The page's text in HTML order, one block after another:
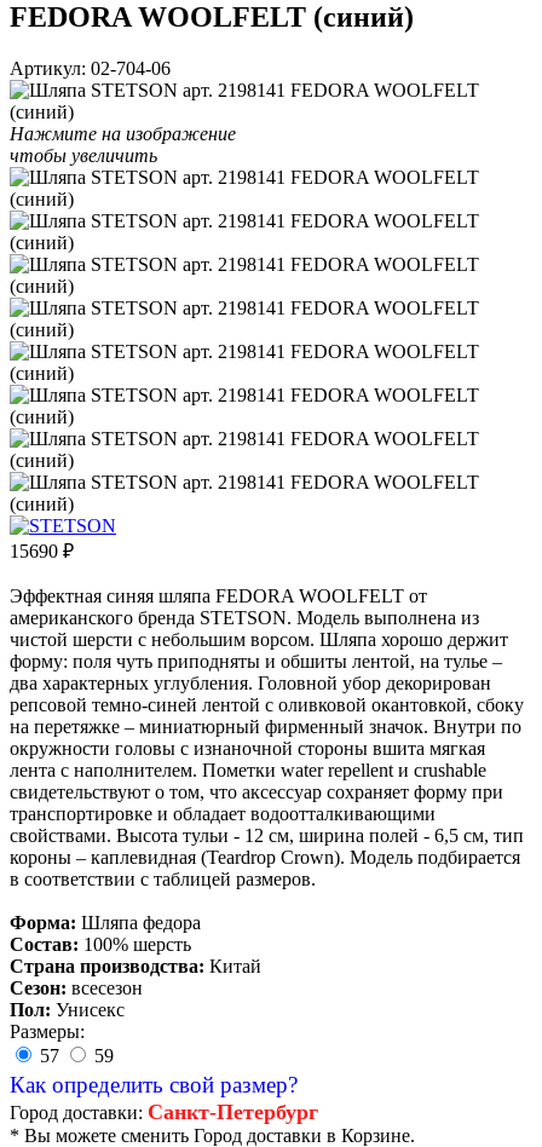
FEDORA WOOLFELT (синий)
Артикул: 02-704-06
Нажмите на изображение
чтобы увеличить
15690 ₽
Эффектная синяя шляпа FEDORA WOOLFELT от
американского бренда STETSON. Модель выполнена из
чистой шерсти с небольшим ворсом. Шляпа хорошо держит
форму: поля чуть приподняты и обшиты лентой, на тулье –
два характерных углубления. Головной убор декорирован
репсовой темно-синей лентой с оливковой окантовкой, сбоку
на перетяжке – миниатюрный фирменный значок. Внутри по
окружности головы с изнаночной стороны вшита мягкая
лента с наполнителем. Пометки water repellent и crushable
свидетельствуют о том, что аксессуар сохраняет форму при
транспортировке и обладает водоотталкивающими
свойствами. Высота тульи - 12 см, ширина полей - 6,5 см, тип
короны – каплевидная (Teardrop Crown). Модель подбирается
в соответствии с таблицей размеров.
Форма: Шляпа федора
Состав: 100% шерсть
Страна производства: Китай
Сезон: всесезон
Пол: Унисекс
Размеры:
57
59
Как определить свой размер?
Город доставки: Санкт-Петербург
* Вы можете сменить Город доставки в Корзине.